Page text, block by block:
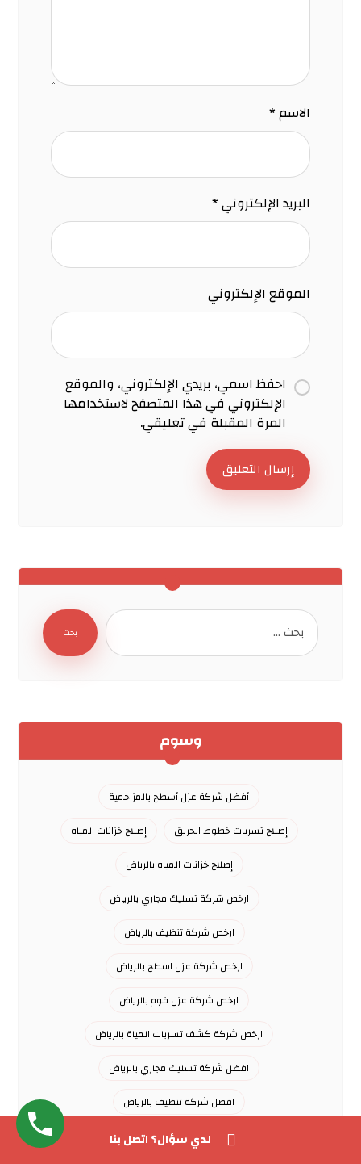
الاسم*
البريد الإلكتروني*
الموقع الإلكتروني
احفظ اسمي، بريدي الإلكتروني، والموقع
الإلكتروني في هذا المتصفح لاستخدامها
المرة المقبلة في تعليقي.
إرسال التعليق
بحث
وسوم
أفضل شركة عزل أسطح بالمزاحمية
إصلاح تسربات خطوط الحريق
إصلاح خزانات المياه
إصلاح خزانات المياه بالرياض
ارخص شركة تسليك مجاري بالرياض
ارخص شركة تنظيف بالرياض
ارخص شركة عزل اسطح بالرياض
ارخص شركة عزل فوم بالرياض
ارخص شركة كشف تسربات المياة بالرياض
افضل شركة تسليك مجاري بالرياض
افضل شركة تنظيف بالرياض
افضل شركة رش مبيدات بالرياض
لدي سؤال؟ اتصل بنا